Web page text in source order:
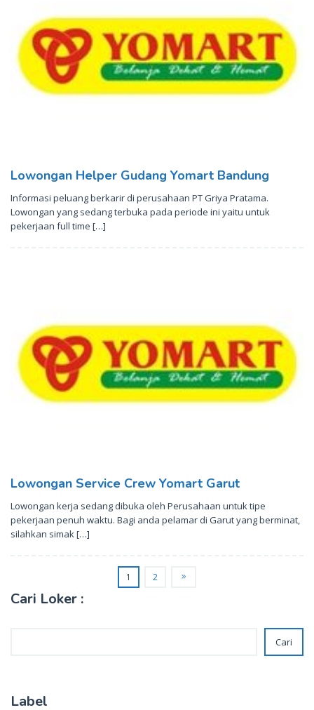
Lowongan Helper Gudang Yomart Bandung
Informasi peluang berkarir di perusahaan PT Griya Pratama.
Lowongan yang sedang terbuka pada periode ini yaitu untuk
pekerjaan full time […]
Lowongan Service Crew Yomart Garut
Lowongan kerja sedang dibuka oleh Perusahaan untuk tipe
pekerjaan penuh waktu. Bagi anda pelamar di Garut yang berminat,
silahkan simak […]
1 2
Cari Loker :
Cari
Label